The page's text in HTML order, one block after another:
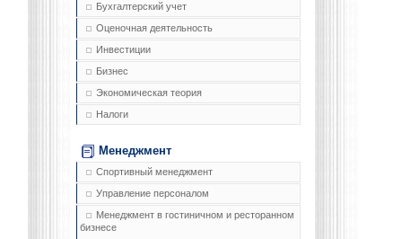
Бухгалтерский учет
Оценочная деятельность
Инвестиции
Бизнес
Экономическая теория
Налоги
Менеджмент
Спортивный менеджмент
Управление персоналом
Менеджмент в гостиничном и ресторанном
бизнесе